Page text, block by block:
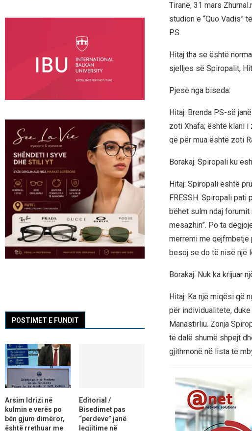
Tiranë, 31 mars
studion e “Quo Vadis”
PS.
Hitaj tha se është
sjelljes së Spiropalit,
Pjesë nga biseda:
Hitaj: Brenda PS-së
zoti Xhafa; është klani i
që për mua është zoti
Borakaj: Spiropali ku
Hitaj: Spiropali është
FRESSH. Spiropali
bëhet sulm ndaj
mesazhin”. Po ta
merremi me qejfmbetje
besoj se do të nisë një
Borakaj: Nuk ka krijuar
Hitaj: Ka një miqësi që
për individualitete,
Manastirliu. Zonja
të dalë shumë shpejt
gjithmonë në lista të
POSTIMET E FUNDIT
Arsim Idrizi në
kulmin e verës po
bën gjum dimëror,
është rrethuar me
Editorial /
Bisedimet pas
“perdeve” janë
legjitime në